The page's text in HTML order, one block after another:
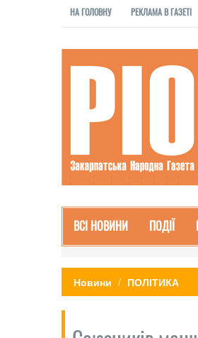
НА ГОЛОВНУ РЕКЛАМА В ГАЗЕТІ
ВСІ НОВИНИ ПОДІЇ
Новини ПОЛІТИКА